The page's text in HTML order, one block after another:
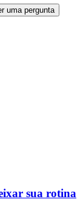
uma pergunta
sua rotina